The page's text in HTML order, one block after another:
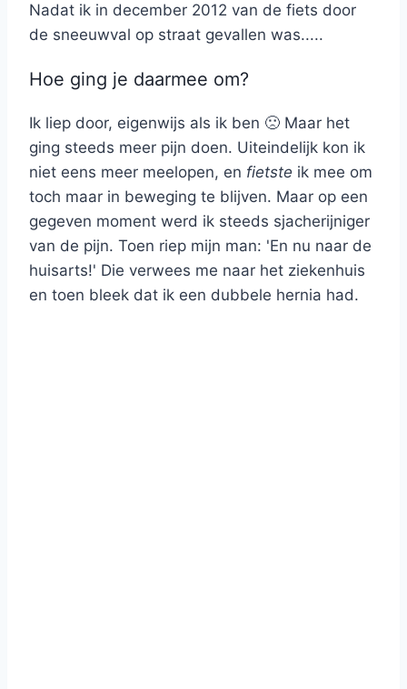
Nadat ik in december 2012 van de fiets door
de sneeuwval op straat gevallen was.....
Hoe ging je daarmee om?
Ik liep door, eigenwijs als ik ben 🙁 Maar het
ging steeds meer pijn doen. Uiteindelijk kon ik
niet eens meer meelopen, en fietste ik mee om
toch maar in beweging te blijven. Maar op een
gegeven moment werd ik steeds sjacherijniger
van de pijn. Toen riep mijn man: 'En nu naar de
huisarts!' Die verwees me naar het ziekenhuis
en toen bleek dat ik een dubbele hernia had.